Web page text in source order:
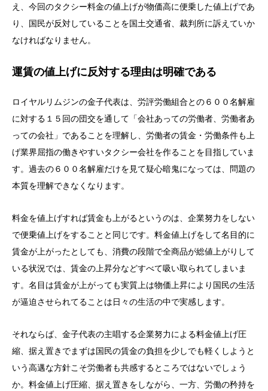
え、今回のタクシー料金の値上げが物価高に便乗した値上げであ
り、国民が反対していることを国土交通省、裁判所に訴えていか
なければなりません。
運賃の値上げに反対する理由は明確である
ロイヤルリムジンの金子代表は、労評労働組合との６００名解雇
に対する１５回の団交を通して「会社あっての労働者、労働者あ
っての会社」であることを理解し、労働者の賃金・労働条件も上
げ業界屈指の働きやすいタクシー会社を作ることを目指していま
す。過去の６００名解雇だけを見て疑心暗鬼になっては、問題の
本質を理解できなくなります。
料金を値上げすれば賃金も上がるというのは、企業努力をしない
で便乗値上げをすることと同じです。料金値上げをして名目的に
賃金が上がったとしても、消費の段階で全商品が総値上がりして
いる状況では、賃金の上昇分などすべて吸い取られてしまいま
す。名目は賃金が上がっても実質上は物価上昇により国民の生活
が逼迫させられてることは日々の生活の中で実感します。
それならば、金子代表の主唱する企業努力による料金値上げ圧
縮、据え置きでまずは国民の賃金の負担を少しでも軽くしようと
いう高邁な方針こそ労働者も共感するところではないでしょう
か。料金値上げ圧縮、据え置きをしながら、一方、労働の矜持を